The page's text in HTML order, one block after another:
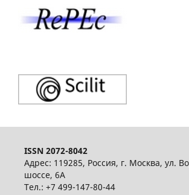
ISSN 2072-8042
Адрес: 119285, Россия, г. Москва, ул.
шоссе, 6А
Тел.: +7 499-147-80-44